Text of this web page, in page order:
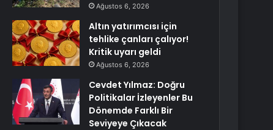
Ağustos 6, 2026
Altın yatırımcısı için
tehlike çanları çalıyor!
Kritik uyarı geldi
Ağustos 6, 2026
Cevdet Yılmaz: Doğru
Politikalar İzleyenler Bu
Dönemde Farklı Bir
Seviyeye Çıkacak